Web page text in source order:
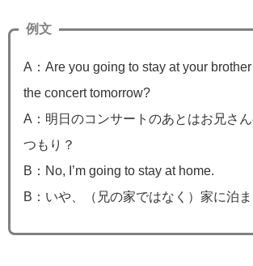
例文
A：Are you going to stay at your
the concert tomorrow?
A：明日のコンサートのあとはお兄さ
つもり？
B：No, I’m going to stay at home.
B：いや、（兄の家ではなく）家に泊ま